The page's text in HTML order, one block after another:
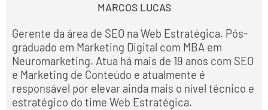
MARCOS LUCAS
Gerente da área de SEO na Web Estratégica. Pós-
graduado em Marketing Digital com MBA em
Neuromarketing. Atua há mais de 19 anos com SEO
e Marketing de Conteúdo e atualmente é
responsável por elevar ainda mais o nível técnico e
estratégico do time Web Estratégica.